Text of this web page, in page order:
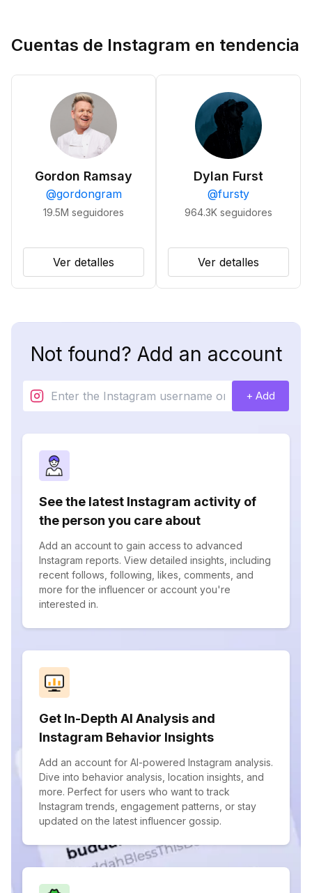
Cuentas de Instagram en tendencia
Gordon Ramsay
@gordongram
19.5M seguidores
Ver detalles
Dylan Furst
@fursty
964.3K seguidores
Ver detalles
Not found? Add an account
+ Add
See the latest Instagram activity of
the person you care about
Add an account to gain access to advanced
Instagram reports. View detailed insights, including
recent follows, following, likes, comments, and
more for the influencer or account you're
interested in.
Get In-Depth AI Analysis and
Instagram Behavior Insights
Add an account for AI-powered Instagram analysis.
Dive into behavior analysis, location insights, and
more. Perfect for users who want to track
Instagram trends, engagement patterns, or stay
updated on the latest influencer gossip.